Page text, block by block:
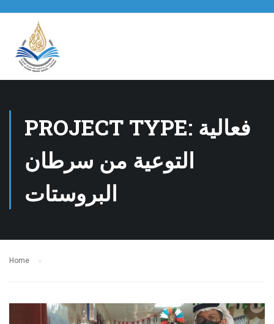
PROJECT TYPE: فعالية
التوعية من سرطان
البروستات
Home